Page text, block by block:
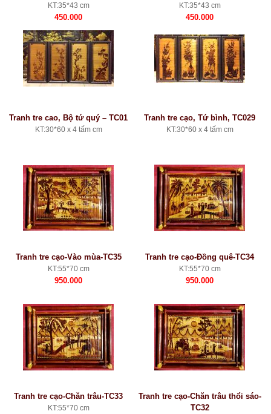
KT:35*43 cm
450.000
KT:35*43 cm
450.000
Tranh tre cao, Bộ tứ quý – TC01
KT:30*60 x 4 tấm cm
Tranh tre cạo, Tứ bình, TC029
KT:30*60 x 4 tấm cm
Tranh tre cạo-Vào mùa-TC35
KT:55*70 cm
950.000
Tranh tre cạo-Đồng quê-TC34
KT:55*70 cm
950.000
Tranh tre cạo-Chăn trâu-TC33
KT:55*70 cm
Tranh tre cạo-Chăn trâu thổi sáo-
TC32